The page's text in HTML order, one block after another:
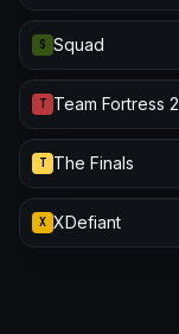
S Squad
T Team Fortress 2
T The Finals
X XDefiant